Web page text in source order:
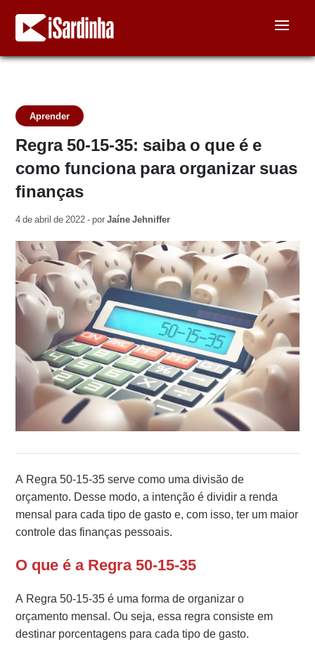
Aprender
Regra 50-15-35: saiba o que é e
como funciona para organizar suas
finanças
4 de abril de 2022 - porJaíne Jehniffer
A Regra 50-15-35 serve como uma divisão de
orçamento. Desse modo, a intenção é dividir a renda
mensal para cada tipo de gasto e, com isso, ter um maior
controle das finanças pessoais.
O que é a Regra 50-15-35
A Regra 50-15-35 é uma forma de organizar o
orçamento mensal. Ou seja, essa regra consiste em
destinar porcentagens para cada tipo de gasto.